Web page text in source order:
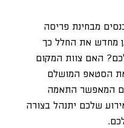
מבחינת פריסה
מחדש את החלל כך
האם צוות המקום
את הסטאפ המושלם
המאפשר התאמה
שלכם יתנהל בצורה